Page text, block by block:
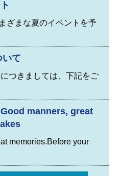
ざまな夏のイベントを予
いて
つきましては、下記をご
manners, great
memories.Before your